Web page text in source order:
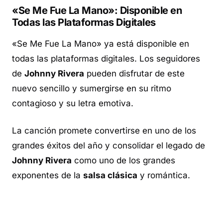
«Se Me Fue La Mano»: Disponible en
Todas las Plataformas Digitales
«Se Me Fue La Mano» ya está disponible en
todas las plataformas digitales. Los seguidores
de Johnny Rivera pueden disfrutar de este
nuevo sencillo y sumergirse en su ritmo
contagioso y su letra emotiva.
La canción promete convertirse en uno de los
grandes éxitos del año y consolidar el legado de
Johnny Rivera como uno de los grandes
exponentes de la salsa clásica y romántica.